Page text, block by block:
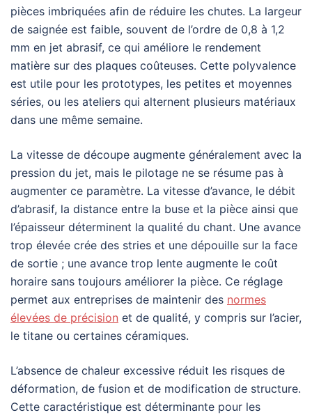
pièces imbriquées afin de réduire les chutes. La largeur
de saignée est faible, souvent de l’ordre de 0,8 à 1,2
mm en jet abrasif, ce qui améliore le rendement
matière sur des plaques coûteuses. Cette polyvalence
est utile pour les prototypes, les petites et moyennes
séries, ou les ateliers qui alternent plusieurs matériaux
dans une même semaine.
La vitesse de découpe augmente généralement avec la
pression du jet, mais le pilotage ne se résume pas à
augmenter ce paramètre. La vitesse d’avance, le débit
d’abrasif, la distance entre la buse et la pièce ainsi que
l’épaisseur déterminent la qualité du chant. Une avance
trop élevée crée des stries et une dépouille sur la face
de sortie ; une avance trop lente augmente le coût
horaire sans toujours améliorer la pièce. Ce réglage
permet aux entreprises de maintenir des normes
élevées de précision et de qualité, y compris sur l’acier,
le titane ou certaines céramiques.
L’absence de chaleur excessive réduit les risques de
déformation, de fusion et de modification de structure.
Cette caractéristique est déterminante pour les